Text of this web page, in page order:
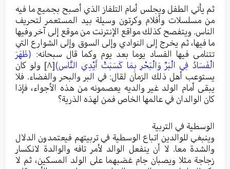
ثم يأتي الطفل ويجلس أمام التلفاز الذي أصبح بجميع ما فيه
من مسلسلات وأفلام وكرتون وسيلة بيد المستعمر لتحريف
الناس. ويتفصح كذلك مواقع الإنترنت من موقع إلى آخر وفيها
ما فيها، ثم يخرج إلى النوادي وإلى السوق وإلى الشوارع التي
تتنامى فيها الفساد يوما بعد يوم وكما قال سبحانه: (ظَهَرَ
الْفَسَادُ فِي الْبَرِّ وَالْبَحْرِ بِمَا كَسَبَتْ أَيْدِي النَّاسِ)[٨]
ولو كان
يستوعب أهل ذلك الزمان لقال: في البر والبحر والفضاء. فلا
يبقى أمام الولد غير والديه يعصمونه من هذه الأجواء، فإذا
كان الوالدان في عالمها الخاص فمن لهذه الذرية؟
الوسطية في التربية
وينبغي للوالدين اتباع الوسطية في تربيتهم فيعتمدون الدلال
والشدة معا. لا أن ينفعل الوالد لأمر تافه والوالدة لانكسار
زجاجة مثلا ويصبان جام غضبهما على الولد المسكين، ثم لا